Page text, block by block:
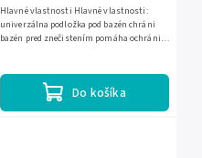
Do košíka
Hlavné vlastnosti Hlavné vlastnosti:
univerzálna podložka pod bazén chráni
bazén pred znečistením pomáha ochrániť